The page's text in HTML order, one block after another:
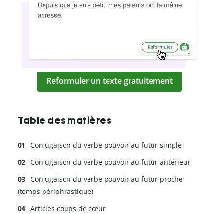
Reformuler un texte gratuitement
Table des matières
Conjugaison du verbe pouvoir au futur simple
Conjugaison du verbe pouvoir au futur antérieur
Conjugaison du verbe pouvoir au futur proche
(temps périphrastique)
Articles coups de cœur